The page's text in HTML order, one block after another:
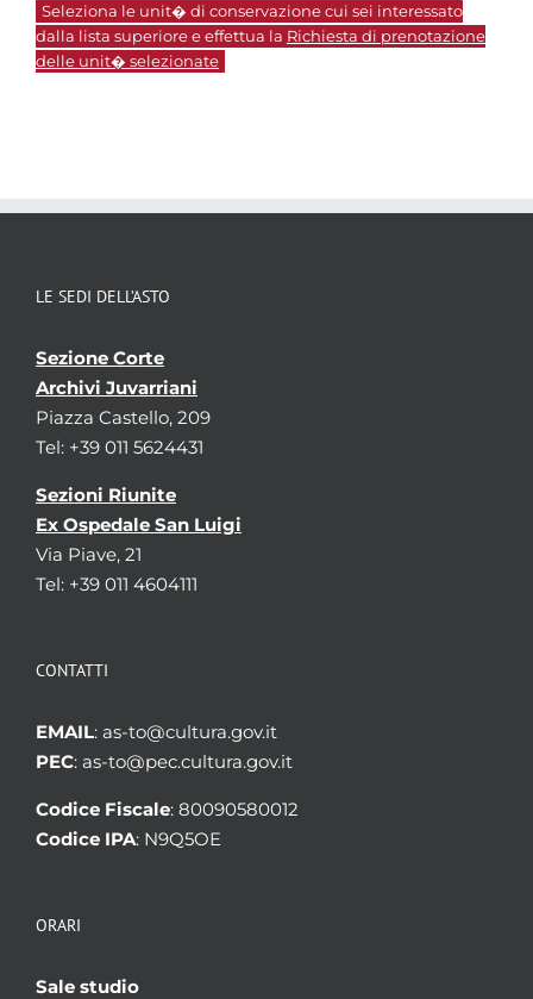
Seleziona le unit� di conservazione cui sei interessato
dalla lista superiore e effettua la Richiesta di prenotazione
delle unit� selezionate
LE SEDI DELL’ASTO
Sezione Corte
Archivi Juvarriani
Piazza Castello, 209
Tel: +39 011 5624431
Sezioni Riunite
Ex Ospedale San Luigi
Via Piave, 21
Tel: +39 011 4604111
CONTATTI
EMAIL: as-to@cultura.gov.it
PEC: as-to@pec.cultura.gov.it
Codice Fiscale: 80090580012
Codice IPA: N9Q5OE
ORARI
Sale studio